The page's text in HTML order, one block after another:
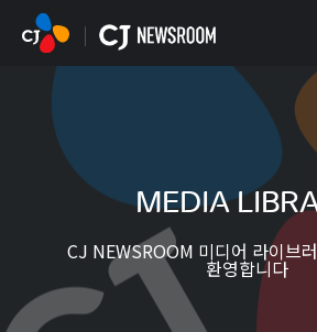
본문 바로가기
MEDIA
CJ NEWSROOM 미디어 라이브
환영합니다